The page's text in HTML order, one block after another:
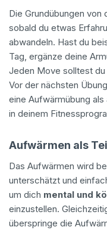
Die Grundübungen von
sobald du etwas
abwandeln. Hast du
Tag, ergänze deine
Jeden Move solltest du
Vor der nächsten
eine Aufwärmübung
in deinem
Aufwärmen als
Das Aufwärmen wird
unterschätzt und
um dich mental und
einzustellen.
überspringe die